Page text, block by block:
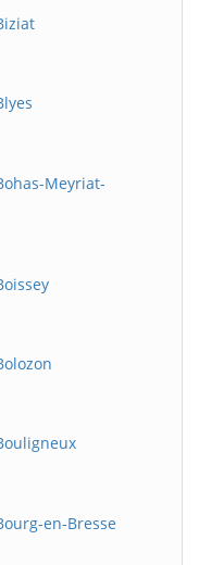
Meyriat-
en-Bresse